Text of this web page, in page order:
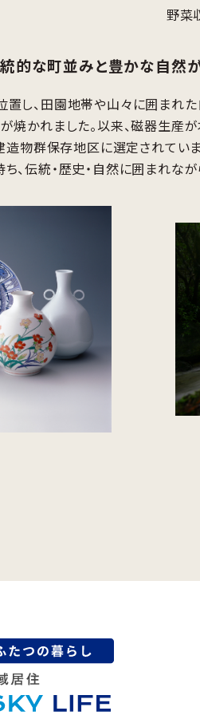
野菜
的な町並みと豊かな自然
し、田園地帯や山々に囲まれ
焼かれました。以来、磁器生産
物群保存地区に選定されていま
、伝統・歴史・自然に囲まれな